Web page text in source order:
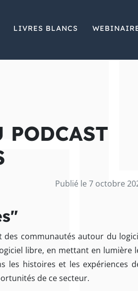
LIVRES BLANCS
Publié le 7 octobre
des communautés autour du
libre, en mettant en lumière
les histoires et les expériences
de ce secteur.